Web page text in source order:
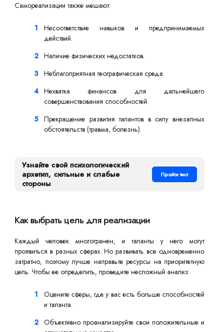
Самореализации также мешают:
Несоответствие навыков и предпринимаемых
действий.
Наличие физических недостатков.
Неблагоприятная географическая среда.
Нехватка финансов для дальнейшего
совершенствования способностей.
Прекращение развития талантов в силу внезапных
обстоятельств (травма, болезнь).
Узнайте свой психологический
архетип, сильные и слабые
стороны
Пройти тест
Как выбрать цель для реализации
Каждый человек многогранен, и таланты у него могут
проявиться в разных сферах. Но развивать все одновременно
затратно, поэтому лучше направьте ресурсы на приоритетную
цель. Чтобы ее определить, проведите несложный анализ:
Оцените сферы, где у вас есть больше способностей
и таланта.
Объективно проанализируйте свои положительные и